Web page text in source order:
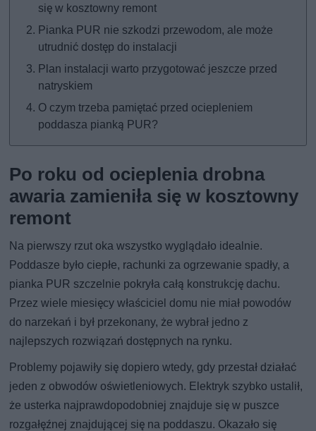
się w kosztowny remont
Pianka PUR nie szkodzi przewodom, ale może
utrudnić dostęp do instalacji
Plan instalacji warto przygotować jeszcze przed
natryskiem
O czym trzeba pamiętać przed ociepleniem
poddasza pianką PUR?
Po roku od ocieplenia drobna
awaria zamieniła się w kosztowny
remont
Na pierwszy rzut oka wszystko wyglądało idealnie.
Poddasze było ciepłe, rachunki za ogrzewanie spadły, a
pianka PUR szczelnie pokryła całą konstrukcję dachu.
Przez wiele miesięcy właściciel domu nie miał powodów
do narzekań i był przekonany, że wybrał jedno z
najlepszych rozwiązań dostępnych na rynku.
Problemy pojawiły się dopiero wtedy, gdy przestał działać
jeden z obwodów oświetleniowych. Elektryk szybko ustalił,
że usterka najprawdopodobniej znajduje się w puszce
rozgałęźnej znajdującej się na poddaszu. Okazało się